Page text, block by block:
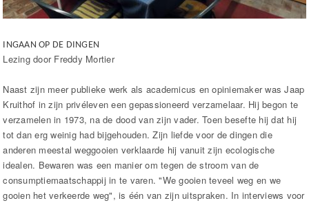
INGAAN OP DE DINGEN
Lezing door Freddy Mortier
Naast zijn meer publieke werk als academicus en opiniemaker was Jaap
Kruithof in zijn privéleven een gepassioneerd verzamelaar. Hij begon te
verzamelen in 1973, na de dood van zijn vader. Toen besefte hij dat hij
tot dan erg weinig had bijgehouden. Zijn liefde voor de dingen die
anderen meestal weggooien verklaarde hij vanuit zijn ecologische
idealen. Bewaren was een manier om tegen de stroom van de
consumptiemaatschappij in te varen. "We gooien teveel weg en we
gooien het verkeerde weg", is één van zijn uitspraken. In interviews voor